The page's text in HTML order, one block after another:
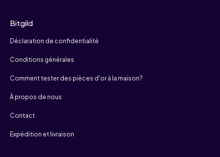
Bitgild
Déclaration de confidentialité
Conditions générales
Comment tester des pièces d'or à la maison?
À propos de nous
Contact
Expédition et livraison